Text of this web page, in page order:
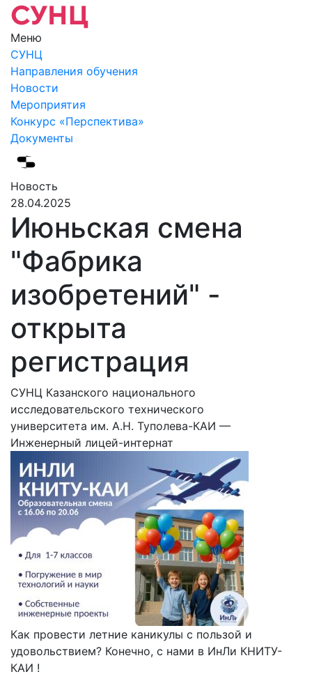
Меню
СУНЦ
Направления обучения
Новости
Мероприятия
Конкурс «Перспектива»
Документы
Новость
28.04.2025
Июньская смена
"Фабрика
изобретений" -
открыта
регистрация
СУНЦ Казанского национального
исследовательского технического
университета им. А.Н. Туполева-КАИ —
Инженерный лицей-интернат
Как провести летние каникулы с пользой и
удовольствием? Конечно, с нами в ИнЛи КНИТУ-
КАИ !